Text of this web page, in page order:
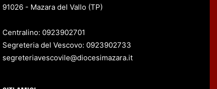
91026 - Mazara del Vallo (TP)
Centralino: 0923902701
Segreteria del Vescovo: 0923902733
segreteriavescovile@diocesimazara.it